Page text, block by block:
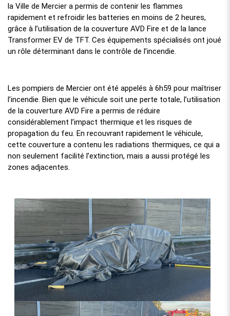
la Ville de Mercier a permis de contenir les flammes
rapidement et refroidir les batteries en moins de 2 heures,
grâce à l’utilisation de la couverture AVD Fire et de la lance
Transformer EV de TFT. Ces équipements spécialisés ont joué
un rôle déterminant dans le contrôle de l’incendie.
Les pompiers de Mercier ont été appelés à 6h59 pour maîtriser
l’incendie. Bien que le véhicule soit une perte totale, l’utilisation
de la couverture AVD Fire a permis de réduire
considérablement l’impact thermique et les risques de
propagation du feu. En recouvrant rapidement le véhicule,
cette couverture a contenu les radiations thermiques, ce qui a
non seulement facilité l’extinction, mais a aussi protégé les
zones adjacentes.